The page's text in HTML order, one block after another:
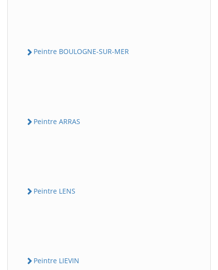
Peintre BOULOGNE-SUR-MER
Peintre ARRAS
Peintre LENS
Peintre LIEVIN